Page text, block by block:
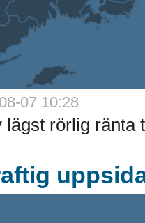
07 10:28
lägst rörlig ränta